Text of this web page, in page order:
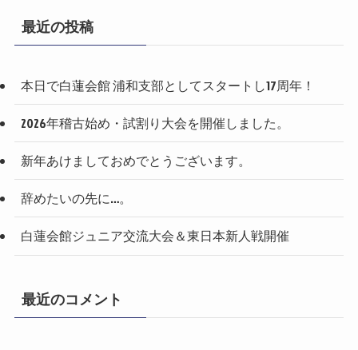
最近の投稿
本日で白蓮会館 浦和支部としてスタートし17周年！
2026年稽古始め・試割り大会を開催しました。
新年あけましておめでとうございます。
辞めたいの先に…。
白蓮会館ジュニア交流大会＆東日本新人戦開催
最近のコメント